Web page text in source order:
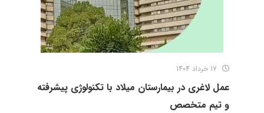
عمل لاغری در بیمارستان میلاد با تکنولوژی پیشرفته
و تیم متخصص